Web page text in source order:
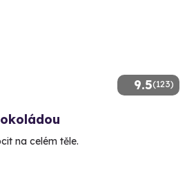
9.5(123)
na celém těle.